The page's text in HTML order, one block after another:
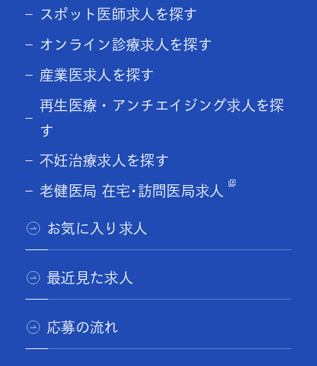
スポット医師求人を探す
オンライン診療求人を探す
産業医求人を探す
再生医療・アンチエイジング求人を探
す
不妊治療求人を探す
老健医局 在宅･訪問医局求人
お気に入り求人
最近見た求人
応募の流れ